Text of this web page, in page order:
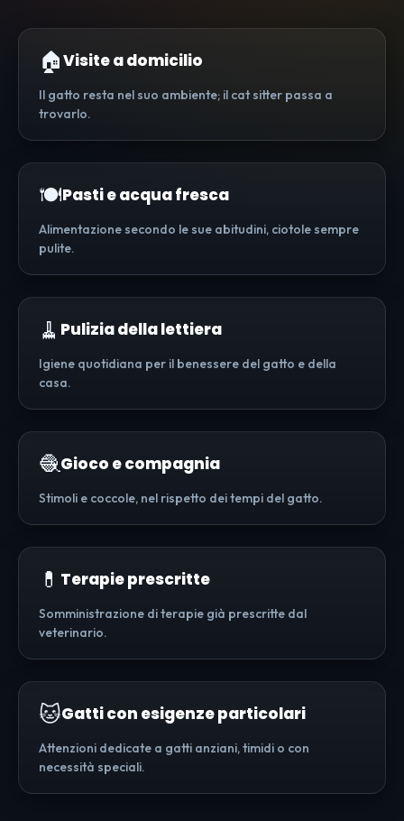
🏠Visite a domicilio
Il gatto resta nel suo ambiente; il cat sitter passa a
trovarlo.
🍽️Pasti e acqua fresca
Alimentazione secondo le sue abitudini, ciotole sempre
pulite.
🧹 Pulizia della lettiera
Igiene quotidiana per il benessere del gatto e della
casa.
🧶Gioco e compagnia
Stimoli e coccole, nel rispetto dei tempi del gatto.
💊 Terapie prescritte
Somministrazione di terapie già prescritte dal
veterinario.
🐱Gatti con esigenze particolari
Attenzioni dedicate a gatti anziani, timidi o con
necessità speciali.